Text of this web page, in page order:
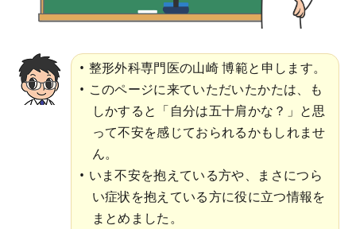
整形外科専門医の山崎 博範と申します。
このページに来ていただいたかたは、も
しかすると「自分は五十肩かな？」と思
って不安を感じておられるかもしれませ
ん。
いま不安を抱えている方や、まさにつら
い症状を抱えている方に役に立つ情報を
まとめました。